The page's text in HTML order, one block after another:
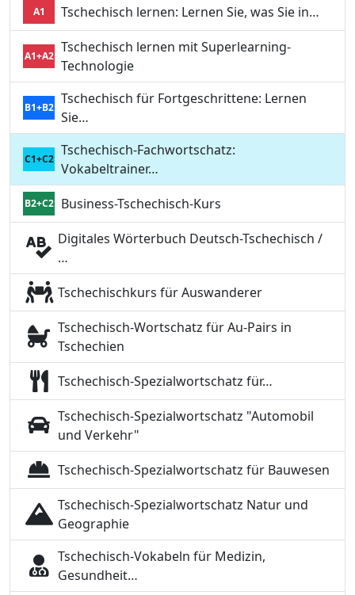
A1 Tschechisch lernen: Lernen Sie, was Sie in…
A1+A2
Tschechisch lernen mit Superlearning-
Technologie
B1+B2
Tschechisch für Fortgeschrittene: Lernen
Sie…
C1+C2
Tschechisch-Fachwortschatz:
Vokabeltrainer…
B2+C2
Business-Tschechisch-Kurs
Digitales Wörterbuch Deutsch-Tschechisch /
…
Tschechischkurs für Auswanderer
Tschechisch-Wortschatz für Au-Pairs in
Tschechien
Tschechisch-Spezialwortschatz für…
Tschechisch-Spezialwortschatz "Automobil
und Verkehr"
Tschechisch-Spezialwortschatz für Bauwesen
Tschechisch-Spezialwortschatz Natur und
Geographie
Tschechisch-Vokabeln für Medizin,
Gesundheit…